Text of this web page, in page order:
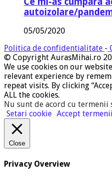
autoizolare/
05/05/2020
Politica de confidentialitate -
© Copyright AurasMihai.ro
We use cookies on our
relevant experience by
repeat visits. By clicking
ALL the cookies.
Nu sunt de acord cu
Setari cookie Accept
Close
Privacy Overview